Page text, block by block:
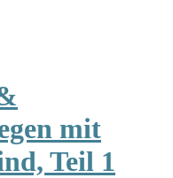
mit
Teil 1